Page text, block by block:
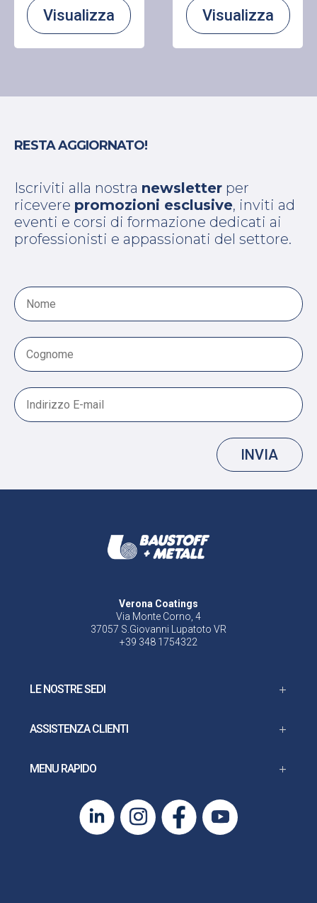
Visualizza Visualizza
RESTA AGGIORNATO!
Iscriviti alla nostra newsletter per
ricevere promozioni esclusive, inviti ad
eventi e corsi di formazione dedicati ai
professionisti e appassionati del settore.
INVIA
Verona Coatings
Via Monte Corno, 4
37057 S.Giovanni Lupatoto VR
+39 348 1754322
LE NOSTRE SEDI
ASSISTENZA CLIENTI
MENU RAPIDO